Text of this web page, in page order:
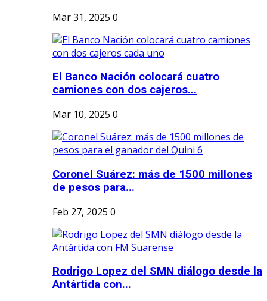
Mar 31, 2025 0
El Banco Nación colocará cuatro
camiones con dos cajeros...
Mar 10, 2025 0
Coronel Suárez: más de 1500 millones
de pesos para...
Feb 27, 2025 0
Rodrigo Lopez del SMN diálogo desde la
Antártida con...